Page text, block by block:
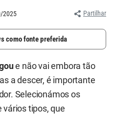
2025 Partilhar
como fonte preferida
e não vai embora tão
a descer, é importante
Selecionámos os
vários tipos, que